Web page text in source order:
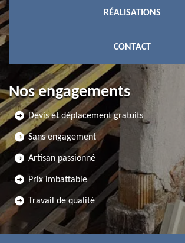
RÉALISATIONS
CONTACT
Nos engagements
Devis et déplacement gratuits
Sans engagement
Artisan passionné
Prix imbattable
Travail de qualité